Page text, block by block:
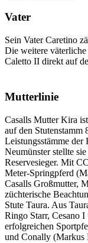
Vater
Sein Vater Caretino
Die weitere
Caletto II direkt auf
Mutterlinie
Casalls Mutter Kira
auf den Stutenstamm
Leistungsstämme
Neumünster stellte
Reservesieger. Mit
Meter-Springpferd
Casalls Großmutter,
züchterische
Stute Taura. Aus
Ringo Starr, Cesano
erfolgreichen
und Conally (Markus